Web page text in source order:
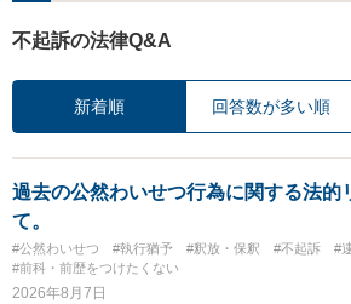
不起訴の法律Q&A
新着順 回答数が多い順
過去の公然わいせつ行為に関する法的
て。
#公然わいせつ #執行猶予 #釈放・保釈 #不起訴
#
#前科・前歴をつけたくない
2026年8月7日